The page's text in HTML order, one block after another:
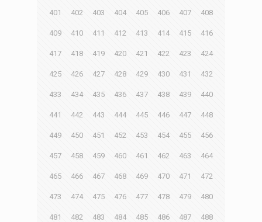
401 402 403 404 405 406 407 408
409 410 411 412 413 414 415 416
417 418 419 420 421 422 423 424
425 426 427 428 429 430 431 432
433 434 435 436 437 438 439 440
441 442 443 444 445 446 447 448
449 450 451 452 453 454 455 456
457 458 459 460 461 462 463 464
465 466 467 468 469 470 471 472
473 474 475 476 477 478 479 480
481 482 483 484 485 486 487 488